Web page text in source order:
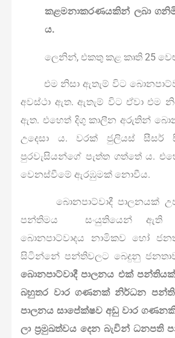
කළමනාකරණයකින් ලබා
ය.
ලෙනින්, එකතු කළ කෘති 25
එම නිසා ඇතැම් විට
අවස්ථා ඇත. ඇතැම් විට ඒවා එම
ඇත. එහෙත් දිගු කාලීන අරුතින්
උදෙසා ය. වරක් ජුලියස්
පුරවැසියන්ගේ පැත්ත ගත්තේ ය.
වෙනස්වීමේ ඇරඹුමක් නොවීය.
බොනපාට්වාදී පාලනයක්
පන්තිමය සංයුතියෙන් ඇති
බොනපාට්වාදය නාමිකව හෝ
සිටින්නේ පන්තිවලට බෙදුනු
බොනපාට්වාදී පාලනය එක්
බහුතර වාර ගණනක් නිර්ධන
පාලනය සාපේක්ෂව අඩු වාර
ලා ප්‍රමුඛත්වය දෙන බැවින් ධනපති